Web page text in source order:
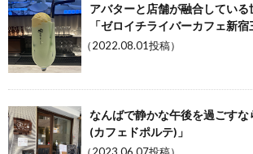
アバターと店舗が融合してい
「ゼロイチライバーカフェ新宿
（2022.08.01投稿）
なんばで静かな午後を過ごす
(カフェドポルテ)」
（2023.06.07投稿）